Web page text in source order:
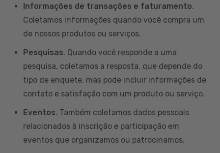
Informações de transações e faturamento.
Coletamos informações quando você compra um
de nossos produtos ou serviços.
Pesquisas. Quando você responde a uma
pesquisa, coletamos a resposta, que depende do
tipo de enquete, mas pode incluir informações de
contato e satisfação com um produto ou serviço.
Eventos. Também coletamos dados pessoais
relacionados à inscrição e participação em
eventos que organizamos ou patrocinamos.